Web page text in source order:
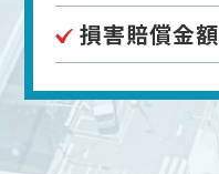
損害賠償金額